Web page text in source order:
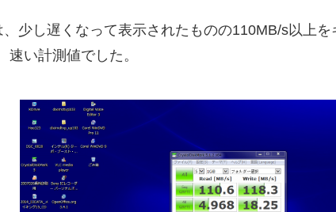
少し遅くなって表示されたものの110MB/s以上を
い計測値でした。